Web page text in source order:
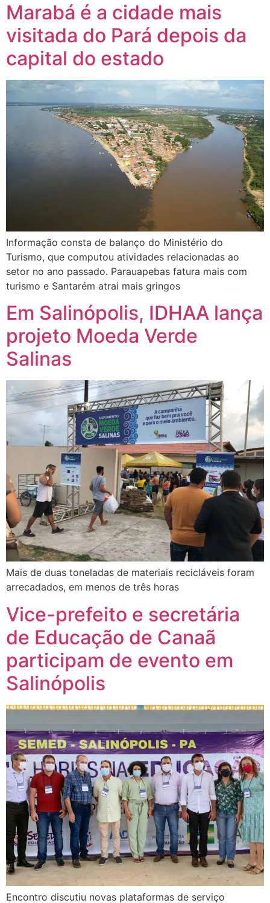
Marabá é a cidade mais
visitada do Pará depois da
capital do estado
Informação consta de balanço do Ministério do
Turismo, que computou atividades relacionadas ao
setor no ano passado. Parauapebas fatura mais com
turismo e Santarém atrai mais gringos
Em Salinópolis, IDHAA lança
projeto Moeda Verde
Salinas
Mais de duas toneladas de materiais recicláveis foram
arrecadados, em menos de três horas
Vice-prefeito e secretária
de Educação de Canaã
participam de evento em
Salinópolis
Encontro discutiu novas plataformas de serviço